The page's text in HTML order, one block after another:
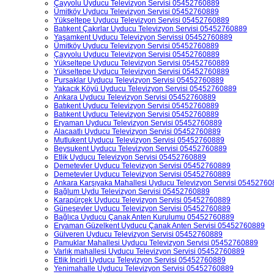
Çayyolu Uyducu Televizyon Servisi 05452760889
Ümitköy Uyducu Televizyon Servisi 05452760889
Yükseltepe Uyducu Televizyon Servisi 05452760889
Batıkent Çakırlar Uyducu Televizyon Servisi 05452760889
Yaşamkent Uyducu Televizyon Servissi 05452760889
Ümitköy Uyducu Televizyon Servisi 05452760889
Çayyolu Uyducu Televizyon Servisi 05452760889
Yükseltepe Uyducu Televizyon Servisi 05452760889
Yükseltepe Uyducu Televizyon Servisi 05452760889
Pursaklar Uyducu Televizyon Servisi 05452760889
Yakacık Köyü Uyducu Televizyon Servisi 05452760889
Ankara Uyducu Televizyon Servisi 05452760889
Batıkent Uyducu Televizyon Servisi 05452760889
Batıkent Uyducu Televizyon Servisi 05452760889
Eryaman Uyducu Televizyon Servisi 05452760889
Alacaatlı Uyducu Televizyon Servisi 05452760889
Mutlukent Uyducu Televizyon Servisi 05452760889
Beysukent Uyducu Televizyon Servisi 05452760889
Etlik Uyducu Televizyon Servisi 05452760889
Demetevler Uyducu Televizyon Servisi 05452760889
Demetevler Uyducu Televizyon Servisi 05452760889
Ankara Karşıyaka Mahallesi Uyducu Televizyon Servisi
Bağlum Uydu Televizyon Servisi 05452760889
Karapürçek Uyducu Televizyon Servisi 05452760889
Güneşevler Uyducu Televizyon Servisi 05452760889
Bağlıca Uyducu Çanak Anten Kurulumu 05452760889
Eryaman Güzelkent Uyducu Çanak Anten Servisi 05452760889
Gülveren Uyducu Televizyon Servisi 05452760889
Pamuklar Mahallesi Uyducu Televizyon Servisi 05452760889
Varlık mahallesi Uyducu Televizyon Servisi 05452760889
Etlik İncirli Uyducu Televizyon Servisi 05452760889
Yenimahalle Uyducu Televizyon Servisi 05452760889